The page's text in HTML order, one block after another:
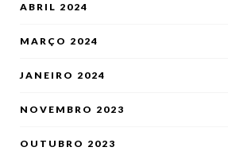
ABRIL 2024
MARÇO 2024
JANEIRO 2024
NOVEMBRO 2023
OUTUBRO 2023